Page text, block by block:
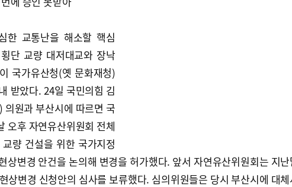
한 교통난을 해소할 핵심
단 교량 대저대교와 장낙
국가유산청(옛 문화재청)
받았다. 24일 국민의힘 김
의원과 부산시에 따르면 국
오후 자연유산위원회 전체
량 건설을 위한 국가지정
상변경 안건을 논의해 변경을 허가했다. 앞서 자연유산위원회는 지난
상변경 신청안의 심사를 보류했다. 심의위원들은 당시 부산시에 대체